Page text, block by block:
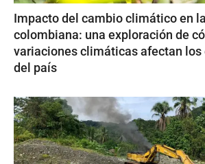
Impacto del cambio climático en
colombiana: una exploración de
variaciones climáticas afectan
del país